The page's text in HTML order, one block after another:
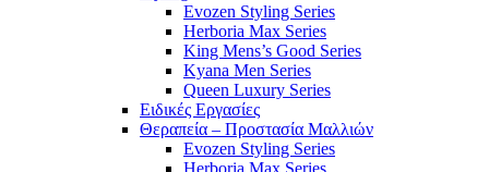
Evozen Styling Series
Herboria Max Series
King Mens’s Good Series
Kyana Men Series
Queen Luxury Series
Ειδικές Εργασίες
Θεραπεία – Προστασία Μαλλιών
Evozen Styling Series
Herboria Max Series